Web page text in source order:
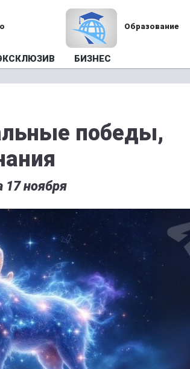
Образование
БИЗНЕС
победы,
17 ноября